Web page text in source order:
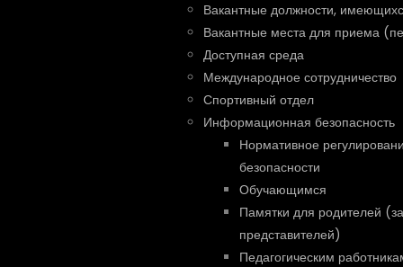
Вакантные должности,
Вакантные места для приема
Доступная среда
Международное сотрудничество
Спортивный отдел
Информационная безопасность
Нормативное
безопасности
Обучающимся
Памятки для родителей
представителей)
Педагогическим